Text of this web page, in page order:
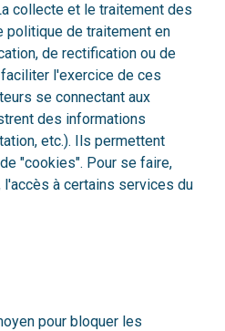
collecte et le traitement des
politique de traitement en
de rectification ou de
l'exercice de ces
se connectant aux
des informations
etc.). Ils permettent
"cookies". Pour se faire,
à certains services du
pour bloquer les